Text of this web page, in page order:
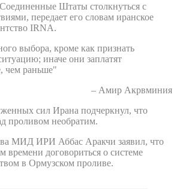
Штаты столкнуться с
передает его словам иранское
IRNA.
выбора, кроме как признать
иначе они заплатят
чем раньше"
– Амир Акрвминия
сил Ирана подчеркнул, что
проливом необратим.
МИД ИРИ Аббас Аракчи заявил, что
договориться о системе
в Ормузском проливе.